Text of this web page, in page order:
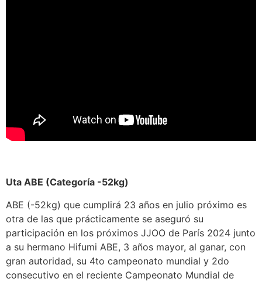
Uta ABE (Categoría -52kg)
ABE (-52kg) que cumplirá 23 años en julio próximo es
otra de las que prácticamente se aseguró su
participación en los próximos JJOO de París 2024 junto
a su hermano Hifumi ABE, 3 años mayor, al ganar, con
gran autoridad, su 4to campeonato mundial y 2do
consecutivo en el reciente Campeonato Mundial de